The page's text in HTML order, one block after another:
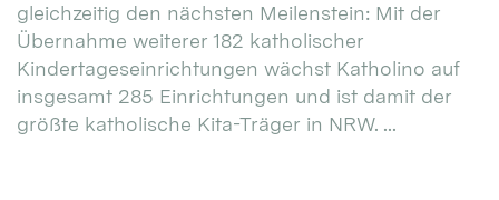
gleichzeitig den nächsten Meilenstein: Mit der
Übernahme weiterer 182 katholischer
Kindertageseinrichtungen wächst Katholino auf
insgesamt 285 Einrichtungen und ist damit der
größte katholische Kita-Träger in NRW. ...